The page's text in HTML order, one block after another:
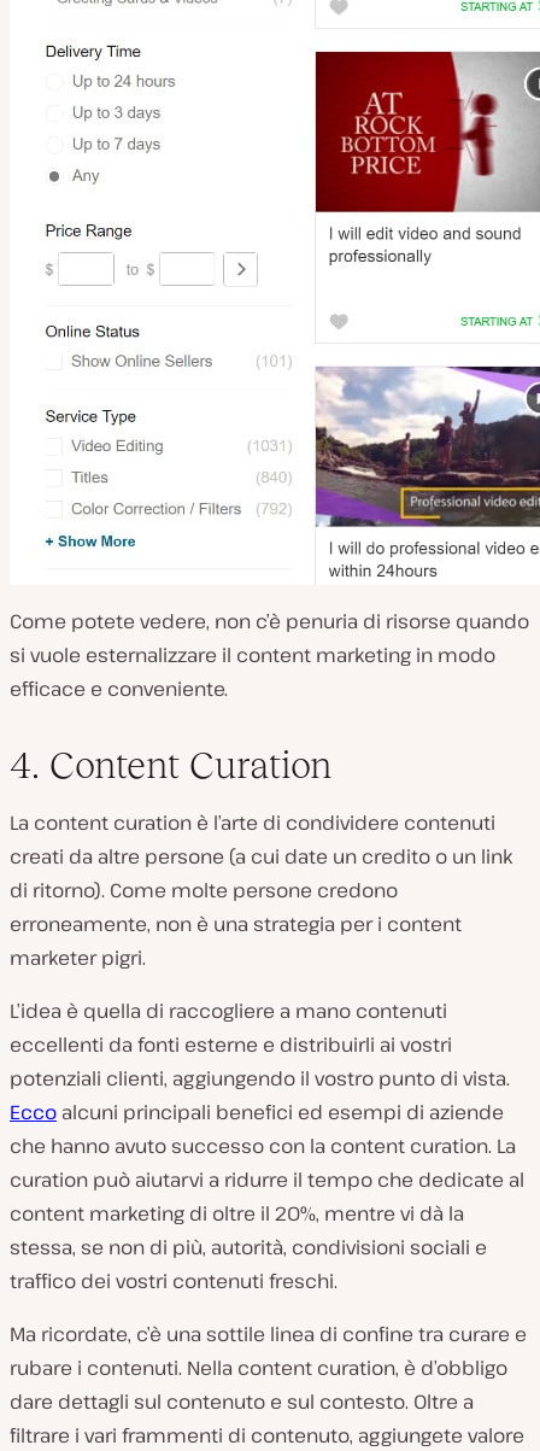
Come potete vedere, non c’è penuria di risorse quando
si vuole esternalizzare il content marketing in modo
efficace e conveniente.
4. Content Curation
La content curation è l’arte di condividere contenuti
creati da altre persone (a cui date un credito o un link
di ritorno). Come molte persone credono
erroneamente, non è una strategia per i content
marketer pigri.
L’idea è quella di raccogliere a mano contenuti
eccellenti da fonti esterne e distribuirli ai vostri
potenziali clienti, aggiungendo il vostro punto di vista.
Ecco alcuni principali benefici ed esempi di aziende
che hanno avuto successo con la content curation. La
curation può aiutarvi a ridurre il tempo che dedicate al
content marketing di oltre il 20%, mentre vi dà la
stessa, se non di più, autorità, condivisioni sociali e
traffico dei vostri contenuti freschi.
Ma ricordate, c’è una sottile linea di confine tra curare e
rubare i contenuti. Nella content curation, è d’obbligo
dare dettagli sul contenuto e sul contesto. Oltre a
filtrare i vari frammenti di contenuto, aggiungete valore